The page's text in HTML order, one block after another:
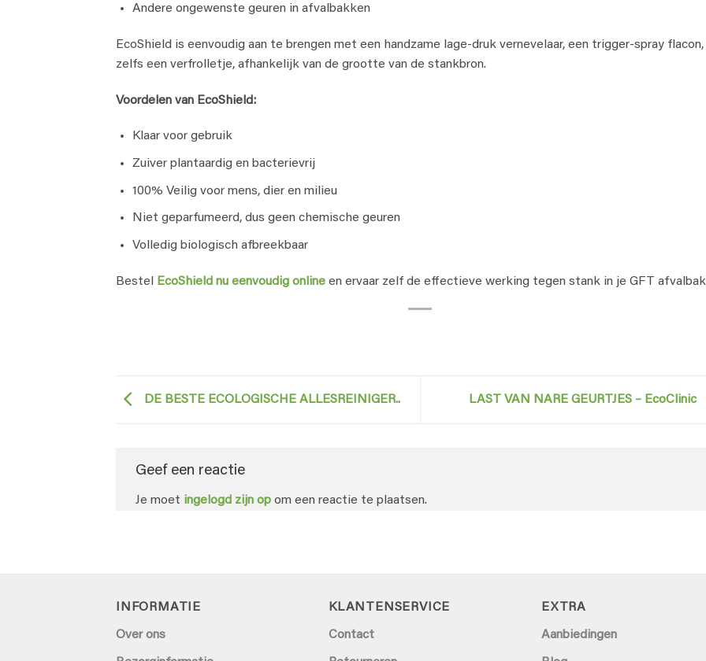
Andere ongewenste geuren in afvalbakken
EcoShield is eenvoudig aan te brengen met een handzame lage-druk vernevelaar, een trigger-spray
zelfs een verfrolletje, afhankelijk van de grootte van de stankbron.
Voordelen van EcoShield:
Klaar voor gebruik
Zuiver plantaardig en bacterievrij
100% Veilig voor mens, dier en milieu
Niet geparfumeerd, dus geen chemische geuren
Volledig biologisch afbreekbaar
Bestel EcoShield nu eenvoudig online en ervaar zelf de effectieve werking tegen stank in je GFT
DE BESTE ECOLOGISCHE ALLESREINIGER.. LAST VAN NARE GEURTJES – EcoClinic
Geef een reactie
Je moet ingelogd zijn op om een reactie te plaatsen.
INFORMATIE
Over ons
KLANTENSERVICE
Contact
EXTRA
Aanbiedingen